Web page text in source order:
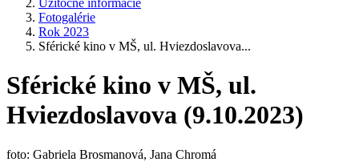
Užitočné informácie
Fotogalérie
Rok 2023
Sférické kino v MŠ, ul. Hviezdoslavova...
Sférické kino v MŠ, ul.
Hviezdoslavova (9.10.2023)
foto: Gabriela Brosmanová, Jana Chromá